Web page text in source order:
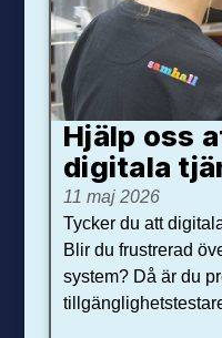
Hjälp oss
digitala
11 maj 2026
Tycker du att
Blir du frustrerad
system? Då är du